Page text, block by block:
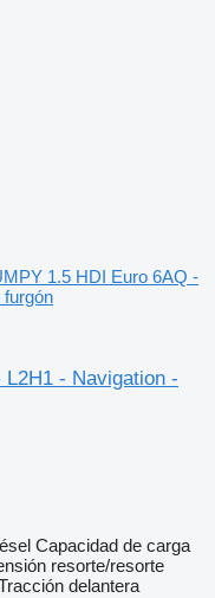
1.5 HDI Euro 6AQ -
furgón
- Navigation -
Capacidad de carga
resorte/resorte
delantera